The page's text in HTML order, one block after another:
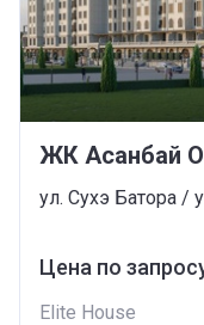
ЖК Асанбай
ул. Сухэ Батора /
Цена по
Elite House